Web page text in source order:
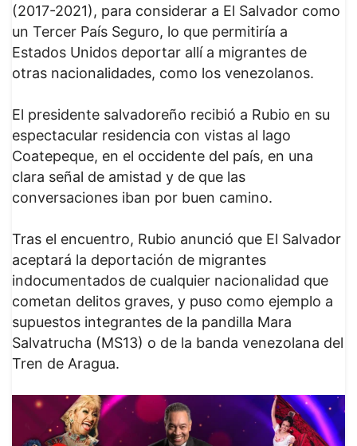
(2017-2021), para considerar a El Salvador como
un Tercer País Seguro, lo que permitiría a
Estados Unidos deportar allí a migrantes de
otras nacionalidades, como los venezolanos.
El presidente salvadoreño recibió a Rubio en su
espectacular residencia con vistas al lago
Coatepeque, en el occidente del país, en una
clara señal de amistad y de que las
conversaciones iban por buen camino.
Tras el encuentro, Rubio anunció que El Salvador
aceptará la deportación de migrantes
indocumentados de cualquier nacionalidad que
cometan delitos graves, y puso como ejemplo a
supuestos integrantes de la pandilla Mara
Salvatrucha (MS13) o de la banda venezolana del
Tren de Aragua.